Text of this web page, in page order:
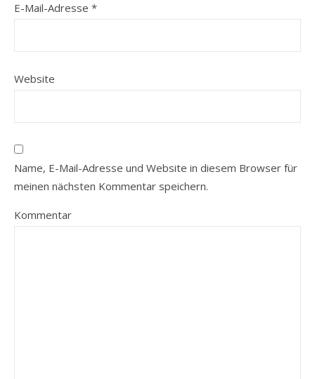
E-Mail-Adresse *
Website
Name, E-Mail-Adresse und Website in diesem Browser für
meinen nächsten Kommentar speichern.
Kommentar